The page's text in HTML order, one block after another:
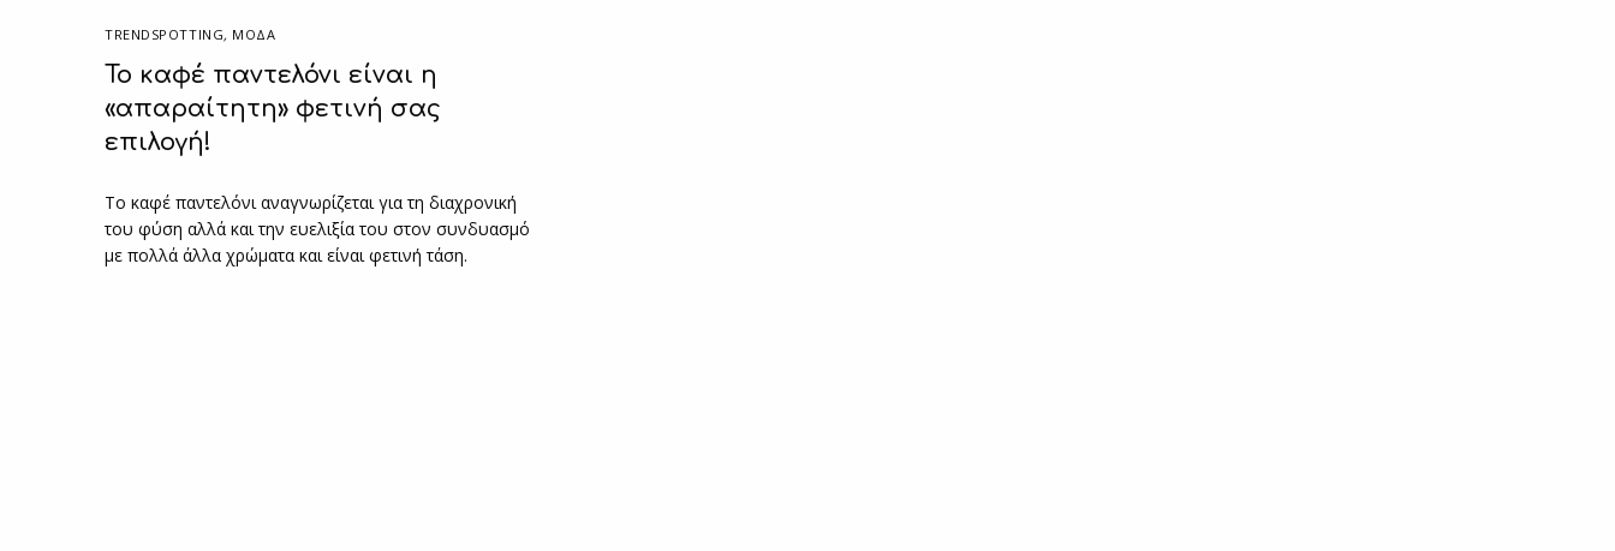
TRENDSPOTTING, ΜΟΔΑ
Το καφέ παντελόνι είναι η
«απαραίτητη» φετινή σας
επιλογή!
Το καφέ παντελόνι αναγνωρίζεται για τη διαχρονική
του φύση αλλά και την ευελιξία του στον συνδυασμό
με πολλά άλλα χρώματα και είναι φετινή τάση.